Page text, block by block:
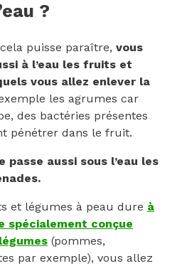
?
puisse paraître, vous
à l’eau les fruits et
vous allez enlever la
les agrumes car
des bactéries présentes
pénétrer dans le fruit.
passe aussi sous l’eau les
et légumes à peau dure à
spécialement conçue
(pommes,
par exemple), vous allez